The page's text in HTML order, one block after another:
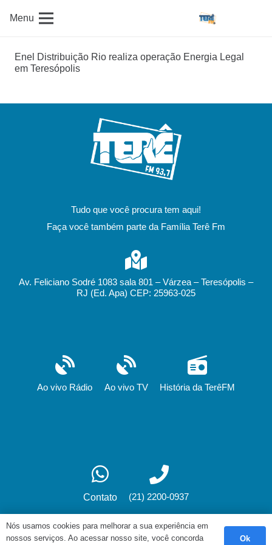
Menu
Enel Distribuição Rio realiza operação Energia Legal
em Teresópolis
Tudo que você procura tem aqui!
Faça você também parte da Família Terê Fm
Av. Feliciano Sodré 1083 sala 801 – Várzea – Teresópolis –
RJ (Ed. Apa) CEP: 25963-025
Ao vivo Rádio Ao vivo TV História da TerêFM
Contato (21) 2200-0937
Desenvolvimento: fox.art.br
Nós usamos cookies para melhorar a sua experiência em
nossos serviços. Ao acessar nosso site, você concorda
Ok